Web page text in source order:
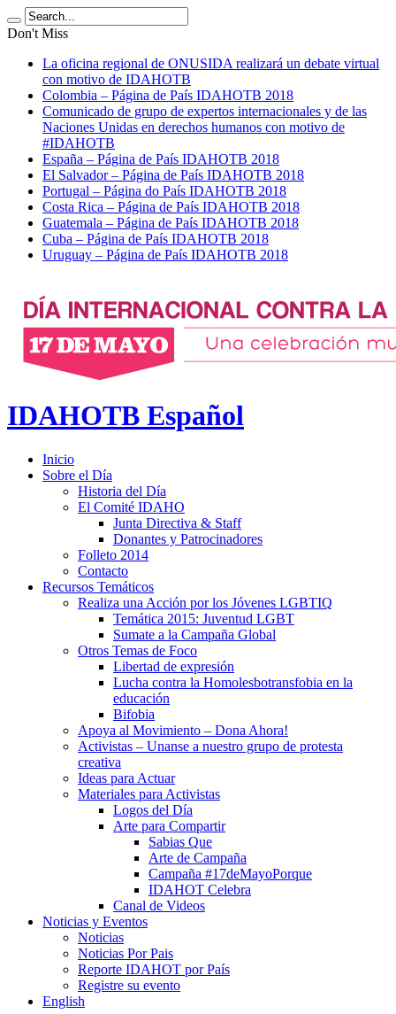
Don't Miss
La oficina regional de ONUSIDA realizará un debate virtual
con motivo de IDAHOTB
Colombia – Página de País IDAHOTB 2018
Comunicado de grupo de expertos internacionales y de las
Naciones Unidas en derechos humanos con motivo de
#IDAHOTB
España – Página de País IDAHOTB 2018
El Salvador – Página de País IDAHOTB 2018
Portugal – Página do País IDAHOTB 2018
Costa Rica – Página de País IDAHOTB 2018
Guatemala – Página de País IDAHOTB 2018
Cuba – Página de País IDAHOTB 2018
Uruguay – Página de País IDAHOTB 2018
IDAHOTB Español
Inicio
Sobre el Día
Historia del Día
El Comité IDAHO
Junta Directiva & Staff
Donantes y Patrocinadores
Folleto 2014
Contacto
Recursos Temáticos
Realiza una Acción por los Jóvenes LGBTIQ
Temática 2015: Juventud LGBT
Sumate a la Campaña Global
Otros Temas de Foco
Libertad de expresión
Lucha contra la Homolesbotransfobia en la
educación
Bifobia
Apoya al Movimiento – Dona Ahora!
Activistas – Unanse a nuestro grupo de protesta
creativa
Ideas para Actuar
Materiales para Activistas
Logos del Día
Arte para Compartir
Sabias Que
Arte de Campaña
Campaña #17deMayoPorque
IDAHOT Celebra
Canal de Videos
Noticias y Eventos
Noticias
Noticias Por Pais
Reporte IDAHOT por País
Registre su evento
English